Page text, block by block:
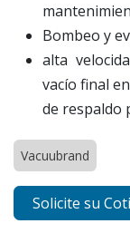
Bombeo y
alta
vacío final
de respaldo
Vacuubrand
Solicite su